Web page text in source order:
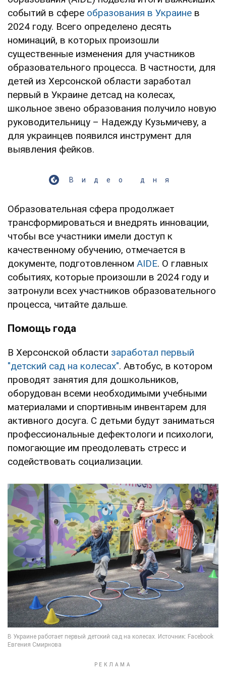
событий в сфере образования в Украине в
2024 году. Всего определено десять
номинаций, в которых произошли
существенные изменения для участников
образовательного процесса. В частности, для
детей из Херсонской области заработал
первый в Украине детсад на колесах,
школьное звено образования получило новую
руководительницу – Надежду Кузьмичеву, а
для украинцев появился инструмент для
выявления фейков.
Видео дня
Образовательная сфера продолжает
трансформироваться и внедрять инновации,
чтобы все участники имели доступ к
качественному обучению, отмечается в
документе, подготовленном AIDE. О главных
событиях, которые произошли в 2024 году и
затронули всех участников образовательного
процесса, читайте дальше.
Помощь года
В Херсонской области заработал первый
"детский сад на колесах". Автобус, в котором
проводят занятия для дошкольников,
оборудован всеми необходимыми учебными
материалами и спортивным инвентарем для
активного досуга. С детьми будут заниматься
профессиональные дефектологи и психологи,
помогающие им преодолевать стресс и
содействовать социализации.